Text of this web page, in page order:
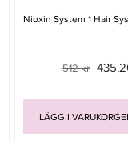
Nioxin System 1 Hair
512 kr
LÄGG I